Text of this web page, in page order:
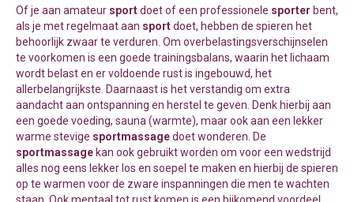
Of je aan amateur sportdoet of een professionele sporter bent,
als je met regelmaat aan sportdoet, hebben de spieren het
behoorlijk zwaar te verduren. Om overbelastingsverschijnselen
te voorkomen is een goede trainingsbalans, waarin het lichaam
wordt belast en er voldoende rust is ingebouwd, het
allerbelangrijkste. Daarnaast is het verstandig om extra
aandacht aan ontspanning en herstel te geven. Denk hierbij aan
een goede voeding, sauna (warmte), maar ook aan een lekker
warme stevige sportmassagedoet wonderen. De
sportmassage kan ook gebruikt worden om voor een wedstrijd
alles nog eens lekker los en soepel te maken en hierbij de spieren
op te warmen voor de zware inspanningen die men te wachten
staan. Ook mentaal tot rust komen is een bijkomend voordeel